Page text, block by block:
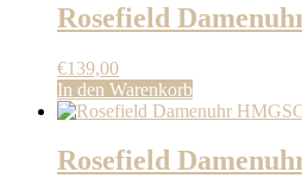
Rosefield
€139,00
In den Warenkorb
Rosefield